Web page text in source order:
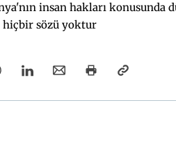
insan hakları konusunda
hiçbir sözü yoktur